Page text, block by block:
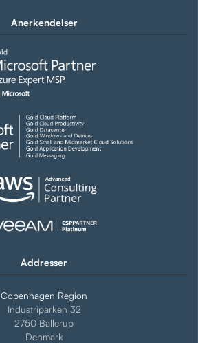
Anerkendelser
Addresser
Copenhagen Region
Industriparken 32
2750 Ballerup
Denmark